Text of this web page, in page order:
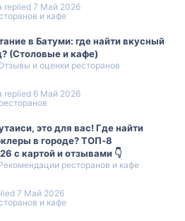
и кафе
7 Май 2026
в Батуми: где найти вкусный
(Столовые и кафе)
и оценки ресторанов
6 Май 2026
это для вас! Где найти
в городе? ТОП‑8
с картой и отзывами 👇
ресторанов и кафе
и кафе
7 Май 2026